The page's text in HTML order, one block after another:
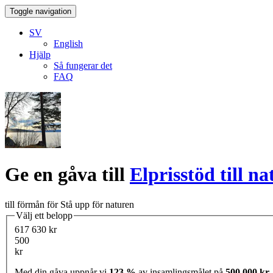
Toggle navigation
SV
English
Hjälp
Så fungerar det
FAQ
Ge en gåva till Elprisstöd till
till förmån för Stå upp för naturen
Välj ett belopp
617 630 kr
500
kr